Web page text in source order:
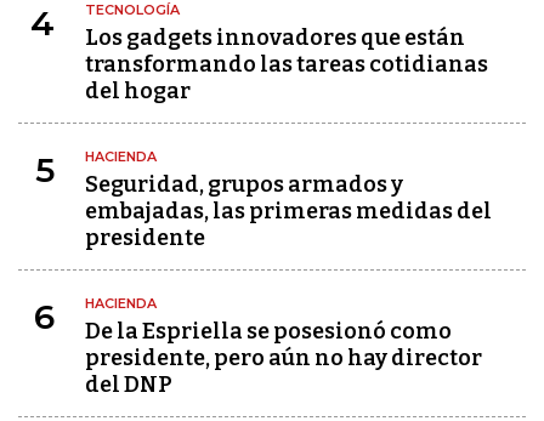
4 TECNOLOGÍA
Los gadgets innovadores que están
transformando las tareas cotidianas
del hogar
5 HACIENDA
Seguridad, grupos armados y
embajadas, las primeras medidas del
presidente
6 HACIENDA
De la Espriella se posesionó como
presidente, pero aún no hay director
del DNP